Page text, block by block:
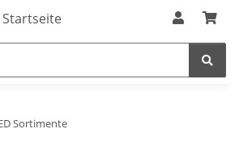
Sortimente